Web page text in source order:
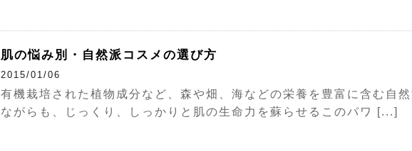
肌の悩み別・自然派コスメの選び方
2015/01/06
有機栽培された植物成分など、森や畑、海などの栄養を豊富に含む自
ながらも、じっくり、しっかりと肌の生命力を蘇らせるこのパワ [...]